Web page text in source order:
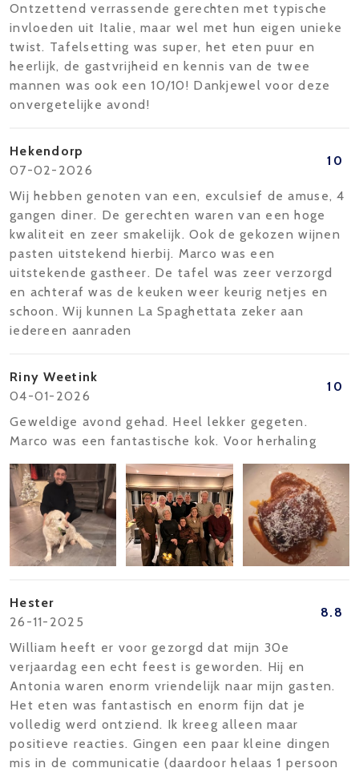
Ontzettend verrassende gerechten met typische
invloeden uit Italie, maar wel met hun eigen unieke
twist. Tafelsetting was super, het eten puur en
heerlijk, de gastvrijheid en kennis van de twee
mannen was ook een 10/10! Dankjewel voor deze
onvergetelijke avond!
Hekendorp
07-02-2026
10
Wij hebben genoten van een, exculsief de amuse, 4
gangen diner. De gerechten waren van een hoge
kwaliteit en zeer smakelijk. Ook de gekozen wijnen
pasten uitstekend hierbij. Marco was een
uitstekende gastheer. De tafel was zeer verzorgd
en achteraf was de keuken weer keurig netjes en
schoon. Wij kunnen La Spaghettata zeker aan
iedereen aanraden
Riny Weetink
04-01-2026
10
Geweldige avond gehad. Heel lekker gegeten.
Marco was een fantastische kok. Voor herhaling
Hester
26-11-2025
8.8
William heeft er voor gezorgd dat mijn 30e
verjaardag een echt feest is geworden. Hij en
Antonia waren enorm vriendelijk naar mijn gasten.
Het eten was fantastisch en enorm fijn dat je
volledig werd ontziend. Ik kreeg alleen maar
positieve reacties. Gingen een paar kleine dingen
mis in de communicatie (daardoor helaas 1 persoon